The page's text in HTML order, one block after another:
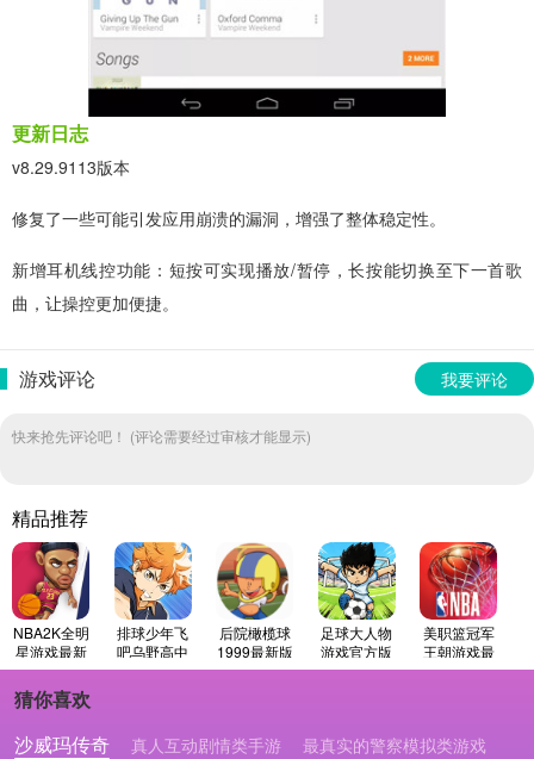
更新日志
v8.29.9113版本
修复了一些可能引发应用崩溃的漏洞，增强了整体稳定性。
新增耳机线控功能：短按可实现播放/暂停，长按能切换至下一首歌
曲，让操控更加便捷。
游戏评论 我要评论
快来抢先评论吧！ (评论需要经过审核才能显示)
精品推荐
NBA2K全明
星游戏最新
版
排球少年飞
吧乌野高中
后院橄榄球
1999最新版
足球大人物
游戏官方版
美职篮冠军
王朝游戏最
新版
猜你喜欢
沙威玛传奇
真人互动剧情类手游 最真实的警察模拟类游戏